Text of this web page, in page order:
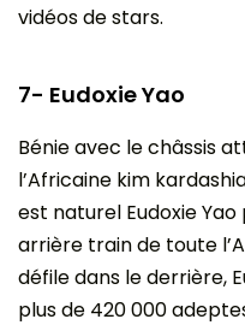
vidéos de stars.
7- Eudoxie Yao
Bénie avec le châssis
l’Africaine kim
est naturel Eudoxie
arrière train de toute
défile dans le derrière,
plus de 420 000